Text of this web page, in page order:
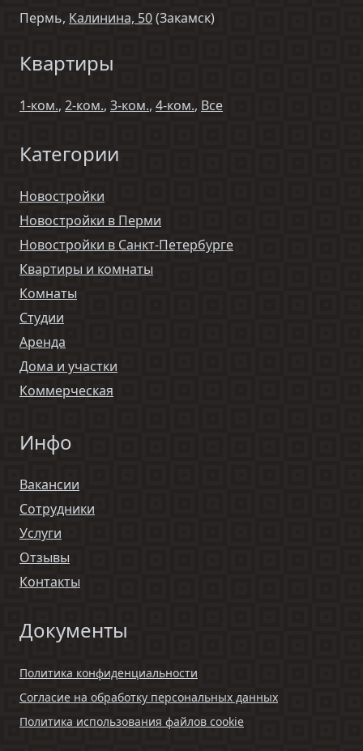
Пермь, Калинина, 50(Закамск)
Квартиры
1-ком., 2-ком., 3-ком., 4-ком., Все
Категории
Новостройки
Новостройки в Перми
Новостройки в Санкт-Петербурге
Квартиры и комнаты
Комнаты
Студии
Аренда
Дома и участки
Коммерческая
Инфо
Вакансии
Сотрудники
Услуги
Отзывы
Контакты
Документы
Политика конфиденциальности
Согласие на обработку персональных данных
Политика использования файлов cookie